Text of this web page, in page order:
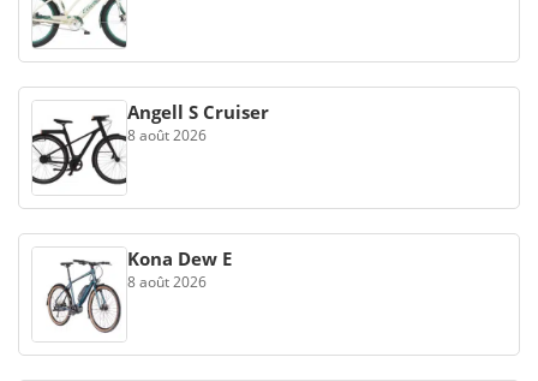
Angell S Cruiser
8 août 2026
Kona Dew E
8 août 2026